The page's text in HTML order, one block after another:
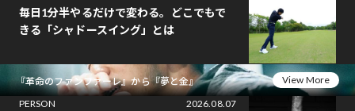
毎日1分半やるだけで変わる。どこでもで
きる「シャドースイング」とは
『革命のファンファーレ』から『夢と金』
View More
PERSON
2026.08.07